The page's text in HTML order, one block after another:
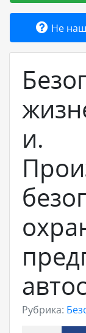
Товары и
Не
и.
Рубрика: